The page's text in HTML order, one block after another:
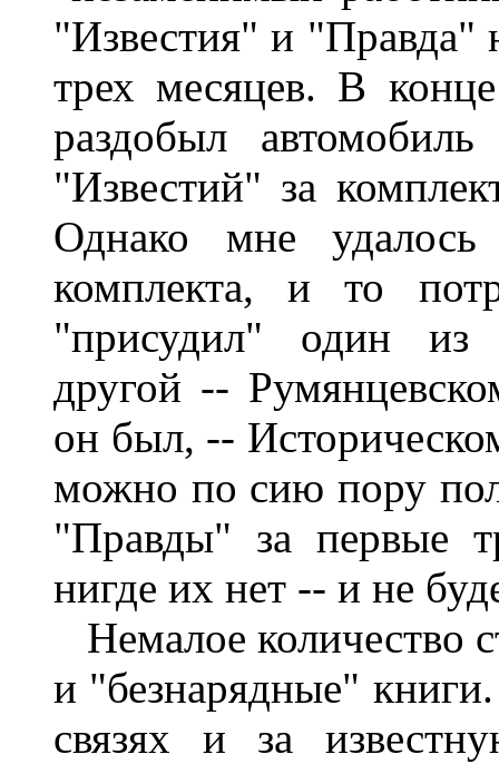
"Известия" и "Правда"
трех месяцев. В
раздобыл
"Известий" за
Однако мне
комплекта, и то
"присудил" один из
другой --
он был, --
можно по сию пору
"Правды" за первые
нигде их нет -- и не
Немалое количество
и "безнарядные"
связях и за